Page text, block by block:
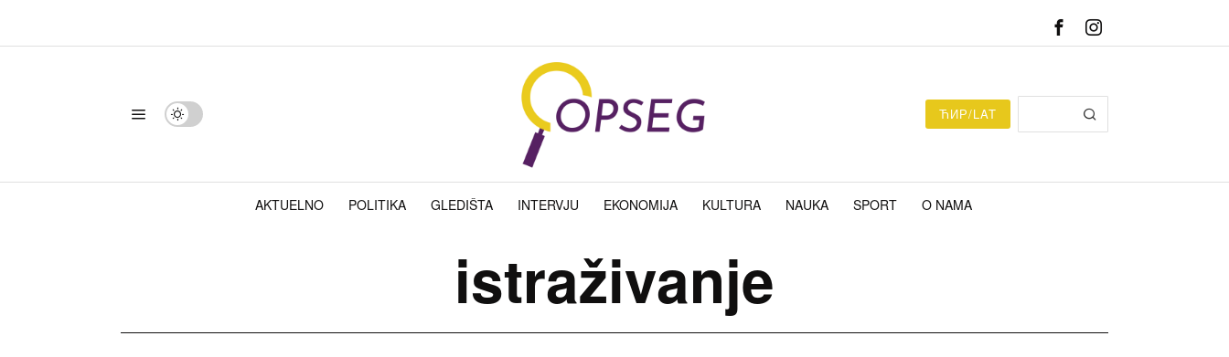
ЋИР/LAT
AKTUELNO POLITIKA GLEDIŠTA INTERVJU EKONOMIJA KULTURA NAUKA SPORT O NAMA
istraživanje